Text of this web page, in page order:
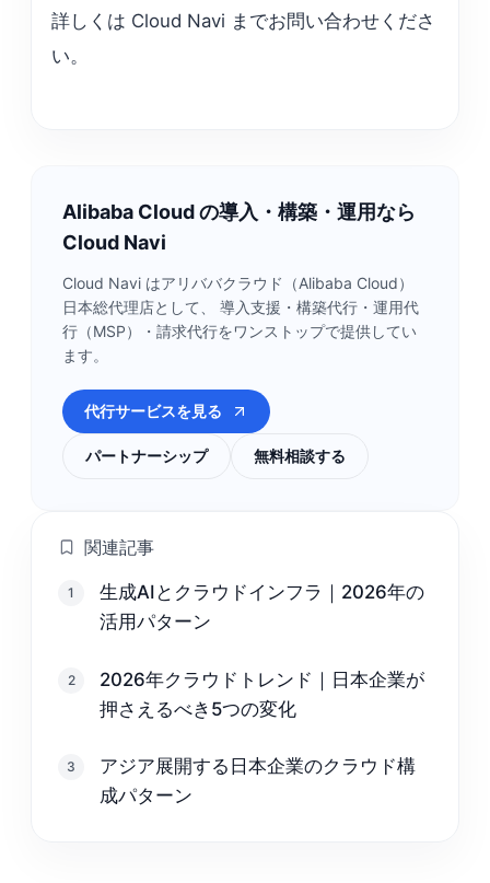
詳しくは Cloud Navi までお問い合わせくださ
い。
Alibaba Cloud の導入・構築・運用なら
Cloud Navi
Cloud Navi はアリババクラウド（Alibaba Cloud）
日本総代理店として、 導入支援・構築代行・運用代
行（MSP）・請求代行をワンストップで提供してい
ます。
代行サービスを見る
パートナーシップ 無料相談する
関連記事
1
生成AIとクラウドインフラ｜2026年の
活用パターン
2
2026年クラウドトレンド｜日本企業が
押さえるべき5つの変化
3
アジア展開する日本企業のクラウド構
成パターン